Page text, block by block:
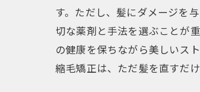
す。ただし、髪にダメージを
切な薬剤と手法を選ぶことが
の健康を保ちながら美しいス
縮毛矯正は、ただ髪を直すだ